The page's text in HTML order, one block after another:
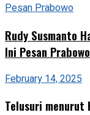
Rudy Susmanto
Ini Pesan Prabowo
February 14, 2025
Telusuri menurut